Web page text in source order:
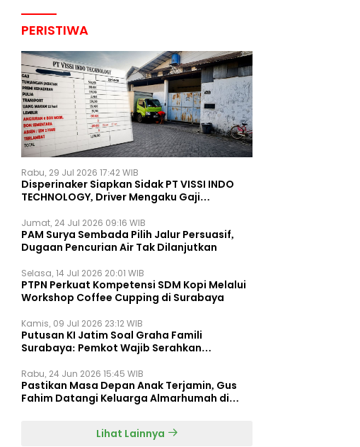
PERISTIWA
Rabu, 29 Jul 2026 17:42 WIB
Disperinaker Siapkan Sidak PT VISSI INDO
TECHNOLOGY, Driver Mengaku Gaji
Jumat, 24 Jul 2026 09:16 WIB
PAM Surya Sembada Pilih Jalur Persuasif,
Dugaan Pencurian Air Tak Dilanjutkan
Selasa, 14 Jul 2026 20:01 WIB
PTPN Perkuat Kompetensi SDM Kopi Melalui
Workshop Coffee Cupping di Surabaya
Kamis, 09 Jul 2026 23:12 WIB
Putusan KI Jatim Soal Graha Famili
Surabaya: Pemkot Wajib Serahkan
Rabu, 24 Jun 2026 15:45 WIB
Pastikan Masa Depan Anak Terjamin, Gus
Fahim Datangi Keluarga Almarhumah di
Lihat Lainnya